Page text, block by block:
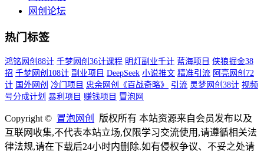
网创论坛
热门标签
鸿铭网创88计 千梦网创36计课程 明灯副业千计 蓝海项目 侠狼掘金38
招 千梦网创108计 副业项目 DeepSeek 小说推文 精准引流 阿亮网创72
计 国外网创 冷门项目 忠余网创《百战奇略》 引流 灵梦网创38计 视频
号分成计划 暴利项目 赚钱项目 冒泡网
Copyright © 冒泡网创
版权所有 本站资源来自会员发布以及
互联网收集,不代表本站立场,仅限学习交流使用,请遵循相关法
律法规,请在下载后24小时内删除.如有侵权争议、不妥之处请